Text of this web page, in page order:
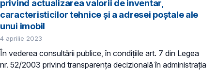
privind actualizarea valorii de inventar,
caracteristicilor tehnice și a adresei poștale ale
unui imobil
4 aprilie 2023
În vederea consultării publice, în condiţiile art. 7 din Legea
nr. 52/2003 privind transparenţa decizională în administraţia